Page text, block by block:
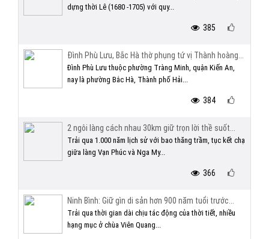
dựng thời Lê (1680 -1705) với quy...
385
Đình Phù Lưu, Bắc Hà thờ phụng tứ vị Thành hoàng...
Đình Phù Lưu thuộc phường Tràng Minh, quận Kiến An,
nay là phường Bắc Hà, Thành phố Hải...
384
2 ngôi làng cách nhau 30km giữ trọn lời thề suốt...
Trải qua 1.000 năm lịch sử với bao thăng trầm, tục kết chạ
giữa làng Vạn Phúc và Nga My...
366
Ninh Bình: Giữ gìn di sản hơn 900 năm tuổi trước...
Trải qua thời gian dài chịu tác động của thời tiết, nhiều
hạng mục ở chùa Viên Quang...